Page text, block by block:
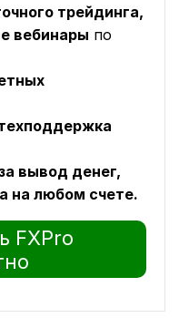
трейдинга,
вебинары по
вывод денег,
на любом счете.
FXPro